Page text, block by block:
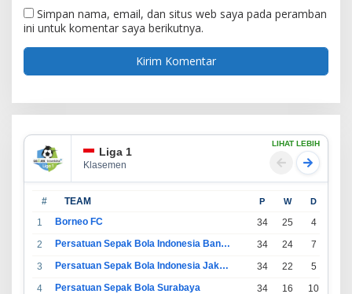
Simpan nama, email, dan situs web saya pada peramban
ini untuk komentar saya berikutnya.
Liga 1
Klasemen
LIHAT LEBIH
# TEAM P W D
1 Borneo FC 34 25 4
2
Persatuan Sepak Bola Indonesia Bandung 34 24 7
3
Persatuan Sepak Bola Indonesia Jakarta 34 22 5
4
Persatuan Sepak Bola Surabaya 34 16 10